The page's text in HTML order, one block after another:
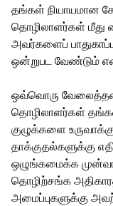
தங்கள் நியாயமான
தொழிலாளர்கள் மீது
அவர்களைப்
ஒன்றுபட வேண்டும்
ஒவ்வொரு
தொழிலாளர்கள்
குழுக்களை
தாக்குதல்களுக்கு
ஒழுங்கமைக்க
தொழிற்சங்க
அமைப்புகளுக்கு